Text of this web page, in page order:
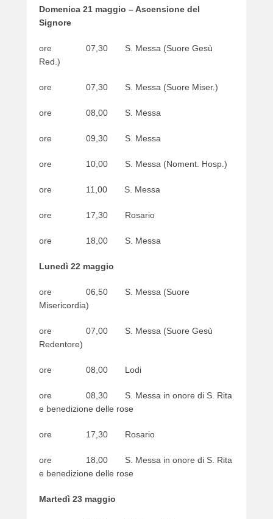
3
b
w
e
m
s
e
Domenica 21 maggio – Ascensione del
Signore
ore 07,30 S. Messa (Suore Gesù
Red.)
ore 07,30 S. Messa (Suore Miser.)
ore 08,00 S. Messa
ore 09,30 S. Messa
ore 10,00 S. Messa (Noment. Hosp.)
ore 11,00 S. Messa
ore 17,30 Rosario
ore 18,00 S. Messa
Lunedì 22 maggio
ore 06,50 S. Messa (Suore
Misericordia)
ore 07,00 S. Messa (Suore Gesù
Redentore)
ore 08,00 Lodi
ore 08,30 S. Messa in onore di S. Rita
e benedizione delle rose
ore 17,30 Rosario
ore 18,00 S. Messa in onore di S. Rita
e benedizione delle rose
Martedì 23 maggio